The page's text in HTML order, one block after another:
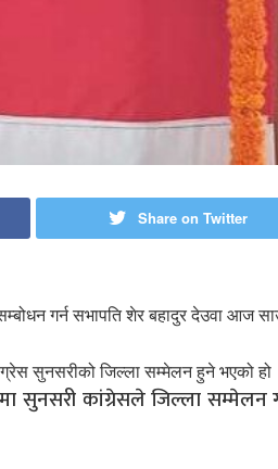
Share on Twitter
गर्न सभापति शेर बहादुर देउवा आज
सुनसरीको जिल्ला सम्मेलन हुने भएको हो
सुनसरी कांग्रेसले जिल्ला सम्मेलन